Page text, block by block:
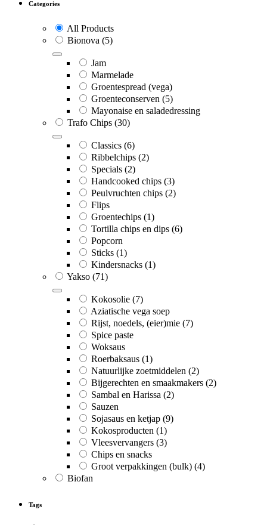
Categories
All Products
Bionova (5)
Jam
Marmelade
Groentespread (vega)
Groenteconserven (5)
Mayonaise en saladedressing
Trafo Chips (30)
Classics (6)
Ribbelchips (2)
Specials (2)
Handcooked chips (3)
Peulvruchten chips (2)
Flips
Groentechips (1)
Tortilla chips en dips (6)
Popcorn
Sticks (1)
Kindersnacks (1)
Yakso (71)
Kokosolie (7)
Aziatische vega soep
Rijst, noedels, (eier)mie (7)
Spice paste
Woksaus
Roerbaksaus (1)
Natuurlijke zoetmiddelen (2)
Bijgerechten en smaakmakers (2)
Sambal en Harissa (2)
Sauzen
Sojasaus en ketjap (9)
Kokosproducten (1)
Vleesvervangers (3)
Chips en snacks
Groot verpakkingen (bulk) (4)
Biofan
Tags